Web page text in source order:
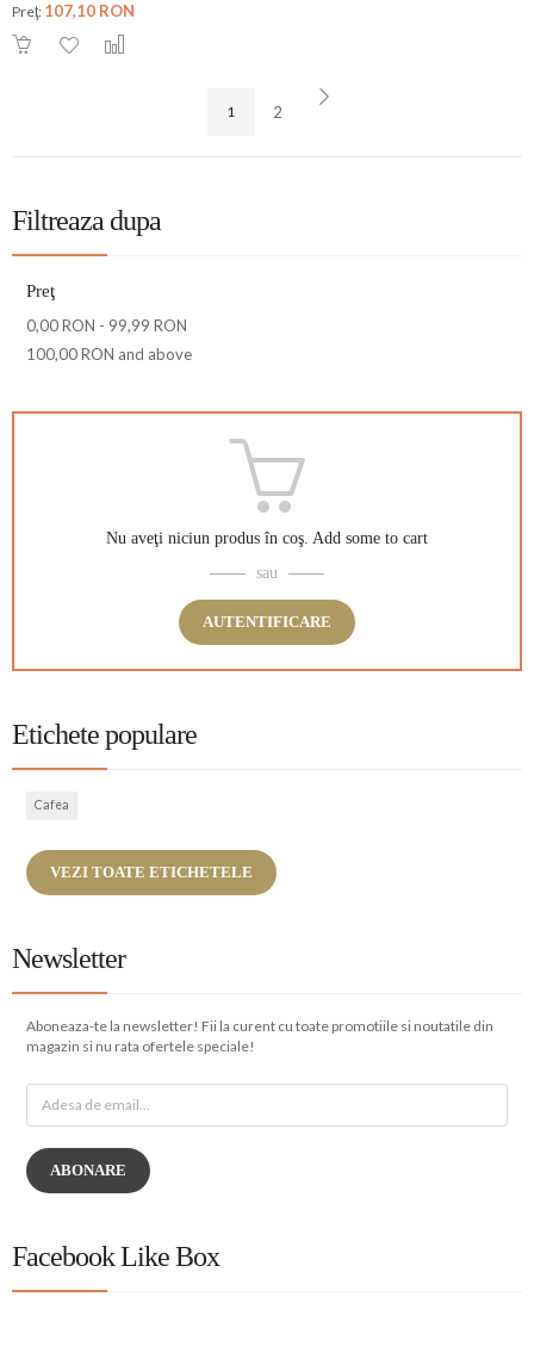
Preţ: 107,10 RON
1 2
Filtreaza dupa
Preţ
0,00 RON - 99,99 RON
100,00 RON and above
Nu aveţi niciun produs în coş. Add some to cart
sau
AUTENTIFICARE
Etichete populare
Cafea
VEZI TOATE ETICHETELE
Newsletter
Aboneaza-te la newsletter! Fii la curent cu toate promotiile si noutatile din
magazin si nu rata ofertele speciale!
ABONARE
Facebook Like Box